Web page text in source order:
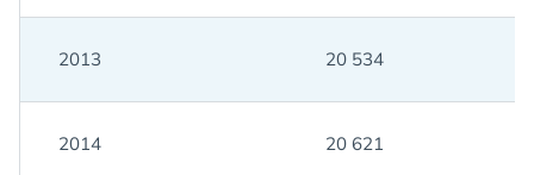
2013 20 534
2014 20 621